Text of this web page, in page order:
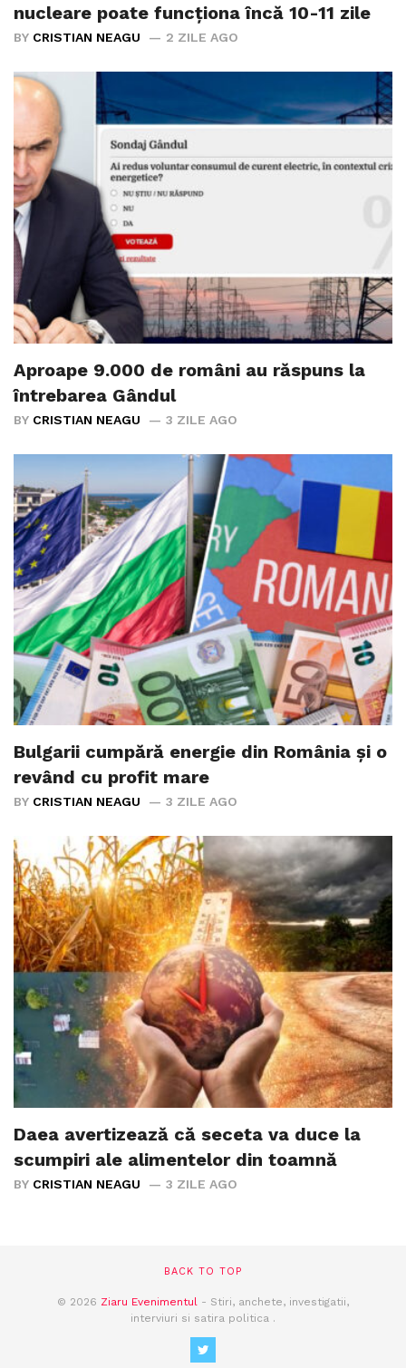
nucleare poate funcționa încă 10-11 zile
BY CRISTIAN NEAGU 2 ZILE AGO
Aproape 9.000 de români au răspuns la
întrebarea Gândul
BY CRISTIAN NEAGU 3 ZILE AGO
Bulgarii cumpără energie din România și o
revând cu profit mare
BY CRISTIAN NEAGU 3 ZILE AGO
Daea avertizează că seceta va duce la
scumpiri ale alimentelor din toamnă
BY CRISTIAN NEAGU 3 ZILE AGO
BACK TO TOP
© 2026 Ziaru Evenimentul - Stiri, anchete, investigatii,
interviuri si satira politica .